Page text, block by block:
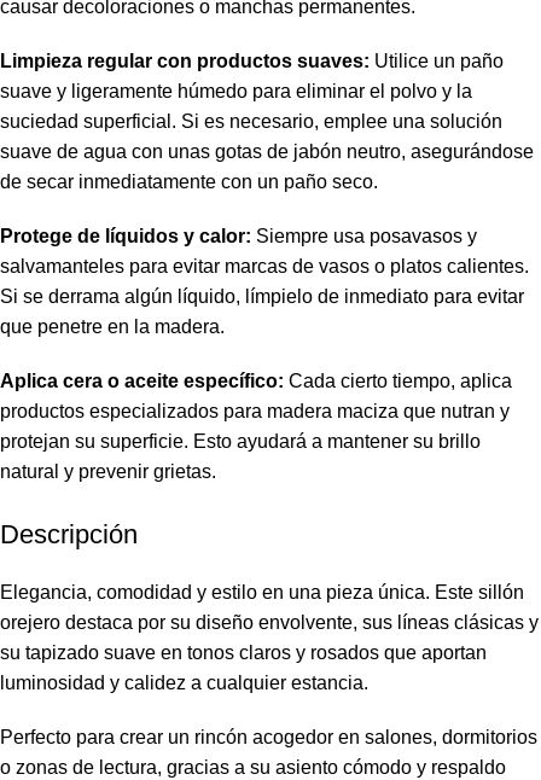
causar decoloraciones o manchas permanentes.
Limpieza regular con productos suaves: Utilice un paño
suave y ligeramente húmedo para eliminar el polvo y la
suciedad superficial. Si es necesario, emplee una solución
suave de agua con unas gotas de jabón neutro, asegurándose
de secar inmediatamente con un paño seco.
Protege de líquidos y calor: Siempre usa posavasos y
salvamanteles para evitar marcas de vasos o platos calientes.
Si se derrama algún líquido, límpielo de inmediato para evitar
que penetre en la madera.
Aplica cera o aceite específico: Cada cierto tiempo, aplica
productos especializados para madera maciza que nutran y
protejan su superficie. Esto ayudará a mantener su brillo
natural y prevenir grietas.
Descripción
Elegancia, comodidad y estilo en una pieza única. Este sillón
orejero destaca por su diseño envolvente, sus líneas clásicas y
su tapizado suave en tonos claros y rosados que aportan
luminosidad y calidez a cualquier estancia.
Perfecto para crear un rincón acogedor en salones, dormitorios
o zonas de lectura, gracias a su asiento cómodo y respaldo